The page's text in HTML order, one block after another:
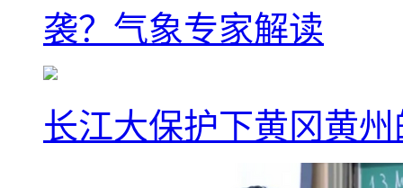
袭？气象专家解读
长江大保护下黄冈黄